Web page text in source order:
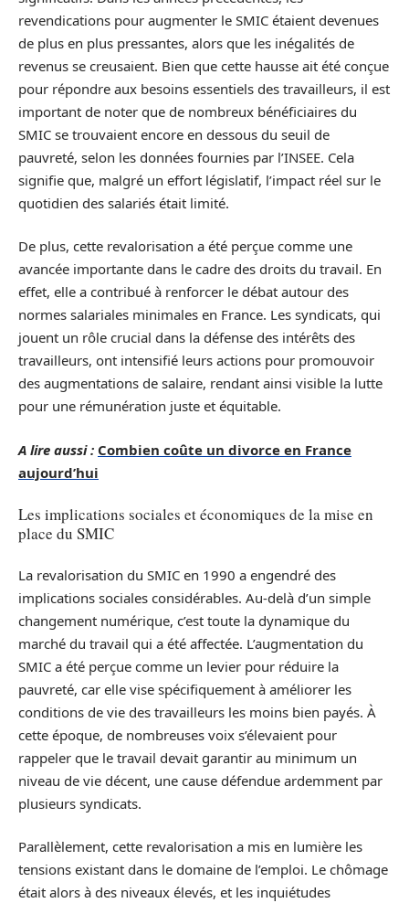
revendications pour augmenter le SMIC étaient devenues
de plus en plus pressantes, alors que les inégalités de
revenus se creusaient. Bien que cette hausse ait été conçue
pour répondre aux besoins essentiels des travailleurs, il est
important de noter que de nombreux bénéficiaires du
SMIC se trouvaient encore en dessous du seuil de
pauvreté, selon les données fournies par l’INSEE. Cela
signifie que, malgré un effort législatif, l’impact réel sur le
quotidien des salariés était limité.
De plus, cette revalorisation a été perçue comme une
avancée importante dans le cadre des droits du travail. En
effet, elle a contribué à renforcer le débat autour des
normes salariales minimales en France. Les syndicats, qui
jouent un rôle crucial dans la défense des intérêts des
travailleurs, ont intensifié leurs actions pour promouvoir
des augmentations de salaire, rendant ainsi visible la lutte
pour une rémunération juste et équitable.
A lire aussi : Combien coûte un divorce en France
aujourd’hui
Les implications sociales et économiques de la mise en
place du SMIC
La revalorisation du SMIC en 1990 a engendré des
implications sociales considérables. Au-delà d’un simple
changement numérique, c’est toute la dynamique du
marché du travail qui a été affectée. L’augmentation du
SMIC a été perçue comme un levier pour réduire la
pauvreté, car elle vise spécifiquement à améliorer les
conditions de vie des travailleurs les moins bien payés. À
cette époque, de nombreuses voix s’élevaient pour
rappeler que le travail devait garantir au minimum un
niveau de vie décent, une cause défendue ardemment par
plusieurs syndicats.
Parallèlement, cette revalorisation a mis en lumière les
tensions existant dans le domaine de l’emploi. Le chômage
était alors à des niveaux élevés, et les inquiétudes